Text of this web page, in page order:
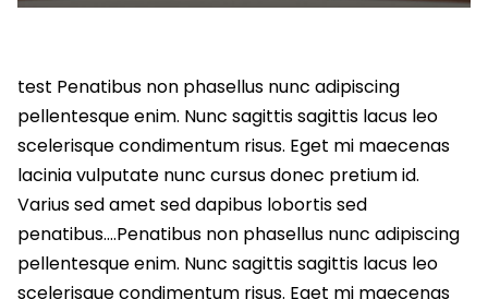
test Penatibus non phasellus nunc adipiscing
pellentesque enim. Nunc sagittis sagittis lacus leo
scelerisque condimentum risus. Eget mi maecenas
lacinia vulputate nunc cursus donec pretium id.
Varius sed amet sed dapibus lobortis sed
penatibus….Penatibus non phasellus nunc adipiscing
pellentesque enim. Nunc sagittis sagittis lacus leo
scelerisque condimentum risus. Eget mi maecenas